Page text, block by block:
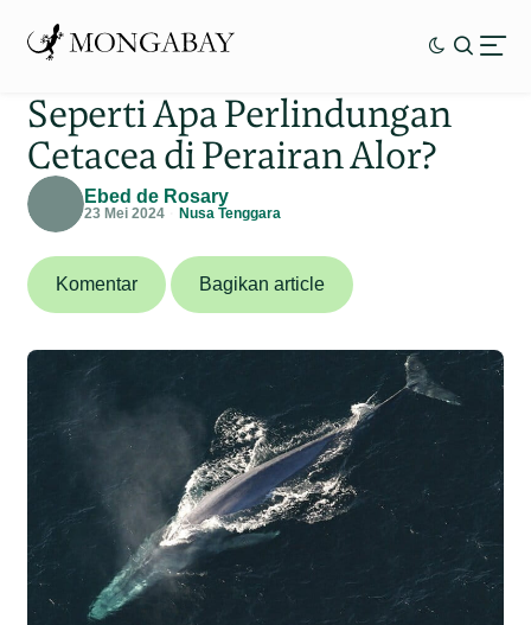
Seperti Apa Perlindungan
Cetacea di Perairan Alor?
Ebed de Rosary
23 Mei 2024 Nusa Tenggara
Komentar Bagikan article